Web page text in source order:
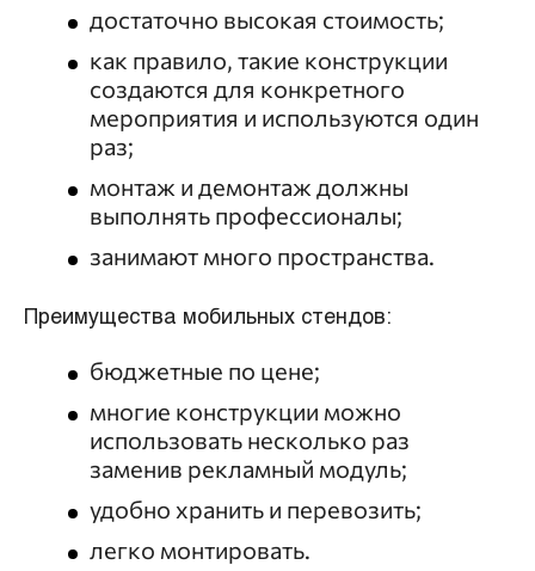
достаточно высокая стоимость;
как правило, такие конструкции
создаются для конкретного
мероприятия и используются один
раз;
монтаж и демонтаж должны
выполнять профессионалы;
занимают много пространства.
Преимущества мобильных стендов:
бюджетные по цене;
многие конструкции можно
использовать несколько раз
заменив рекламный модуль;
удобно хранить и перевозить;
легко монтировать.